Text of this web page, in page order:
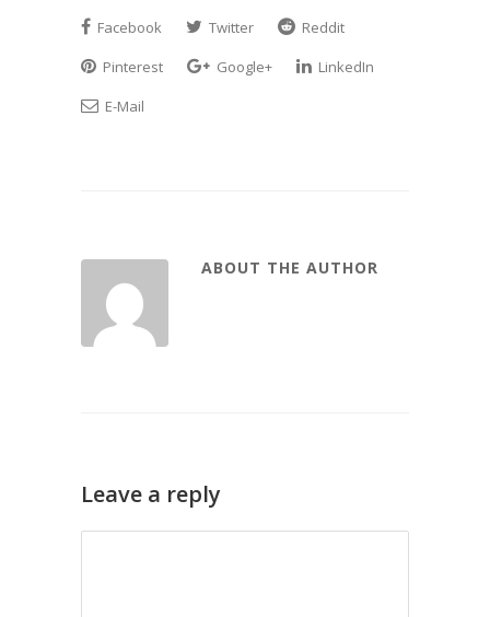
Facebook Twitter
Reddit
Pinterest
Google+
LinkedIn
E-Mail
ABOUT THE AUTHOR
Leave a reply